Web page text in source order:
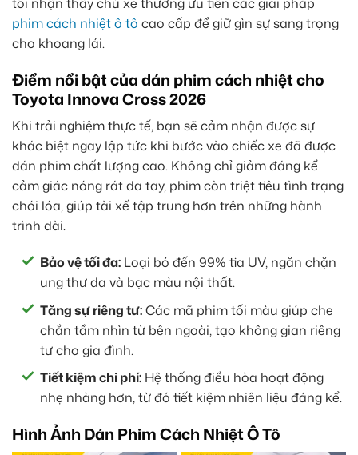
phim cách nhiệt ô tô cao cấp để giữ gìn sự sang trọng
cho khoang lái.
Điểm nổi bật của dán phim cách nhiệt cho
Toyota Innova Cross 2026
Khi trải nghiệm thực tế, bạn sẽ cảm nhận được sự
khác biệt ngay lập tức khi bước vào chiếc xe đã được
dán phim chất lượng cao. Không chỉ giảm đáng kể
cảm giác nóng rát da tay, phim còn triệt tiêu tình trạng
chói lóa, giúp tài xế tập trung hơn trên những hành
trình dài.
Bảo vệ tối đa: Loại bỏ đến 99% tia UV, ngăn chặn
ung thư da và bạc màu nội thất.
Tăng sự riêng tư:Các mã phim tối màu giúp che
chắn tầm nhìn từ bên ngoài, tạo không gian riêng
tư cho gia đình.
Tiết kiệm chi phí: Hệ thống điều hòa hoạt động
nhẹ nhàng hơn, từ đó tiết kiệm nhiên liệu đáng kể.
Hình Ảnh Dán Phim Cách Nhiệt Ô Tô